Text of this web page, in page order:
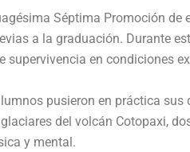
Séptima Promoción
a la graduación. Durante
en condiciones
pusieron en práctica sus
del volcán Cotopaxi,
y mental.